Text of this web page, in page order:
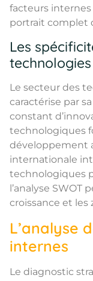
facteurs
portrait complet
Les
Le secteur des
caractérise par
constant
technologiques
développement
internationale
technologiques
l’analyse SWOT
croissance et les
L’analyse
internes
Le diagnostic